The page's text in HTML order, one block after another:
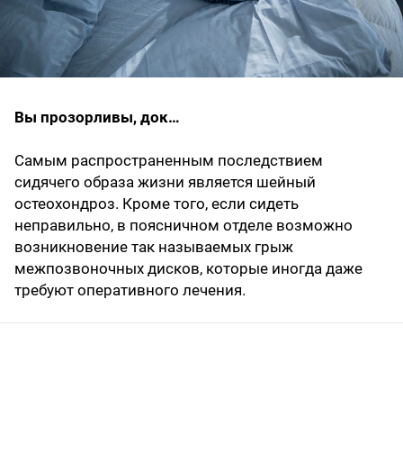
Вы прозорливы, док…
Самым распространенным последствием
сидячего образа жизни является шейный
остеохондроз. Кроме того, если сидеть
неправильно, в поясничном отделе возможно
возникновение так называемых грыж
межпозвоночных дисков, которые иногда даже
требуют оперативного лечения.